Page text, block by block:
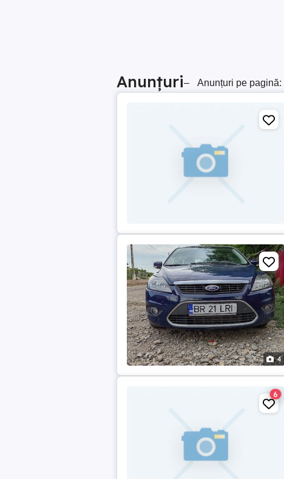
Anunțuri– Anunțuri pe pagină:
4
6